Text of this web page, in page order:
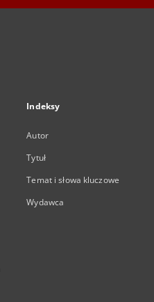
Indeksy
Autor
Tytuł
Temat i słowa kluczowe
Wydawca